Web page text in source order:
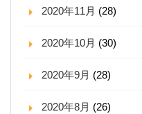
2020年11月 (28)
2020年10月 (30)
2020年9月 (28)
2020年8月 (26)